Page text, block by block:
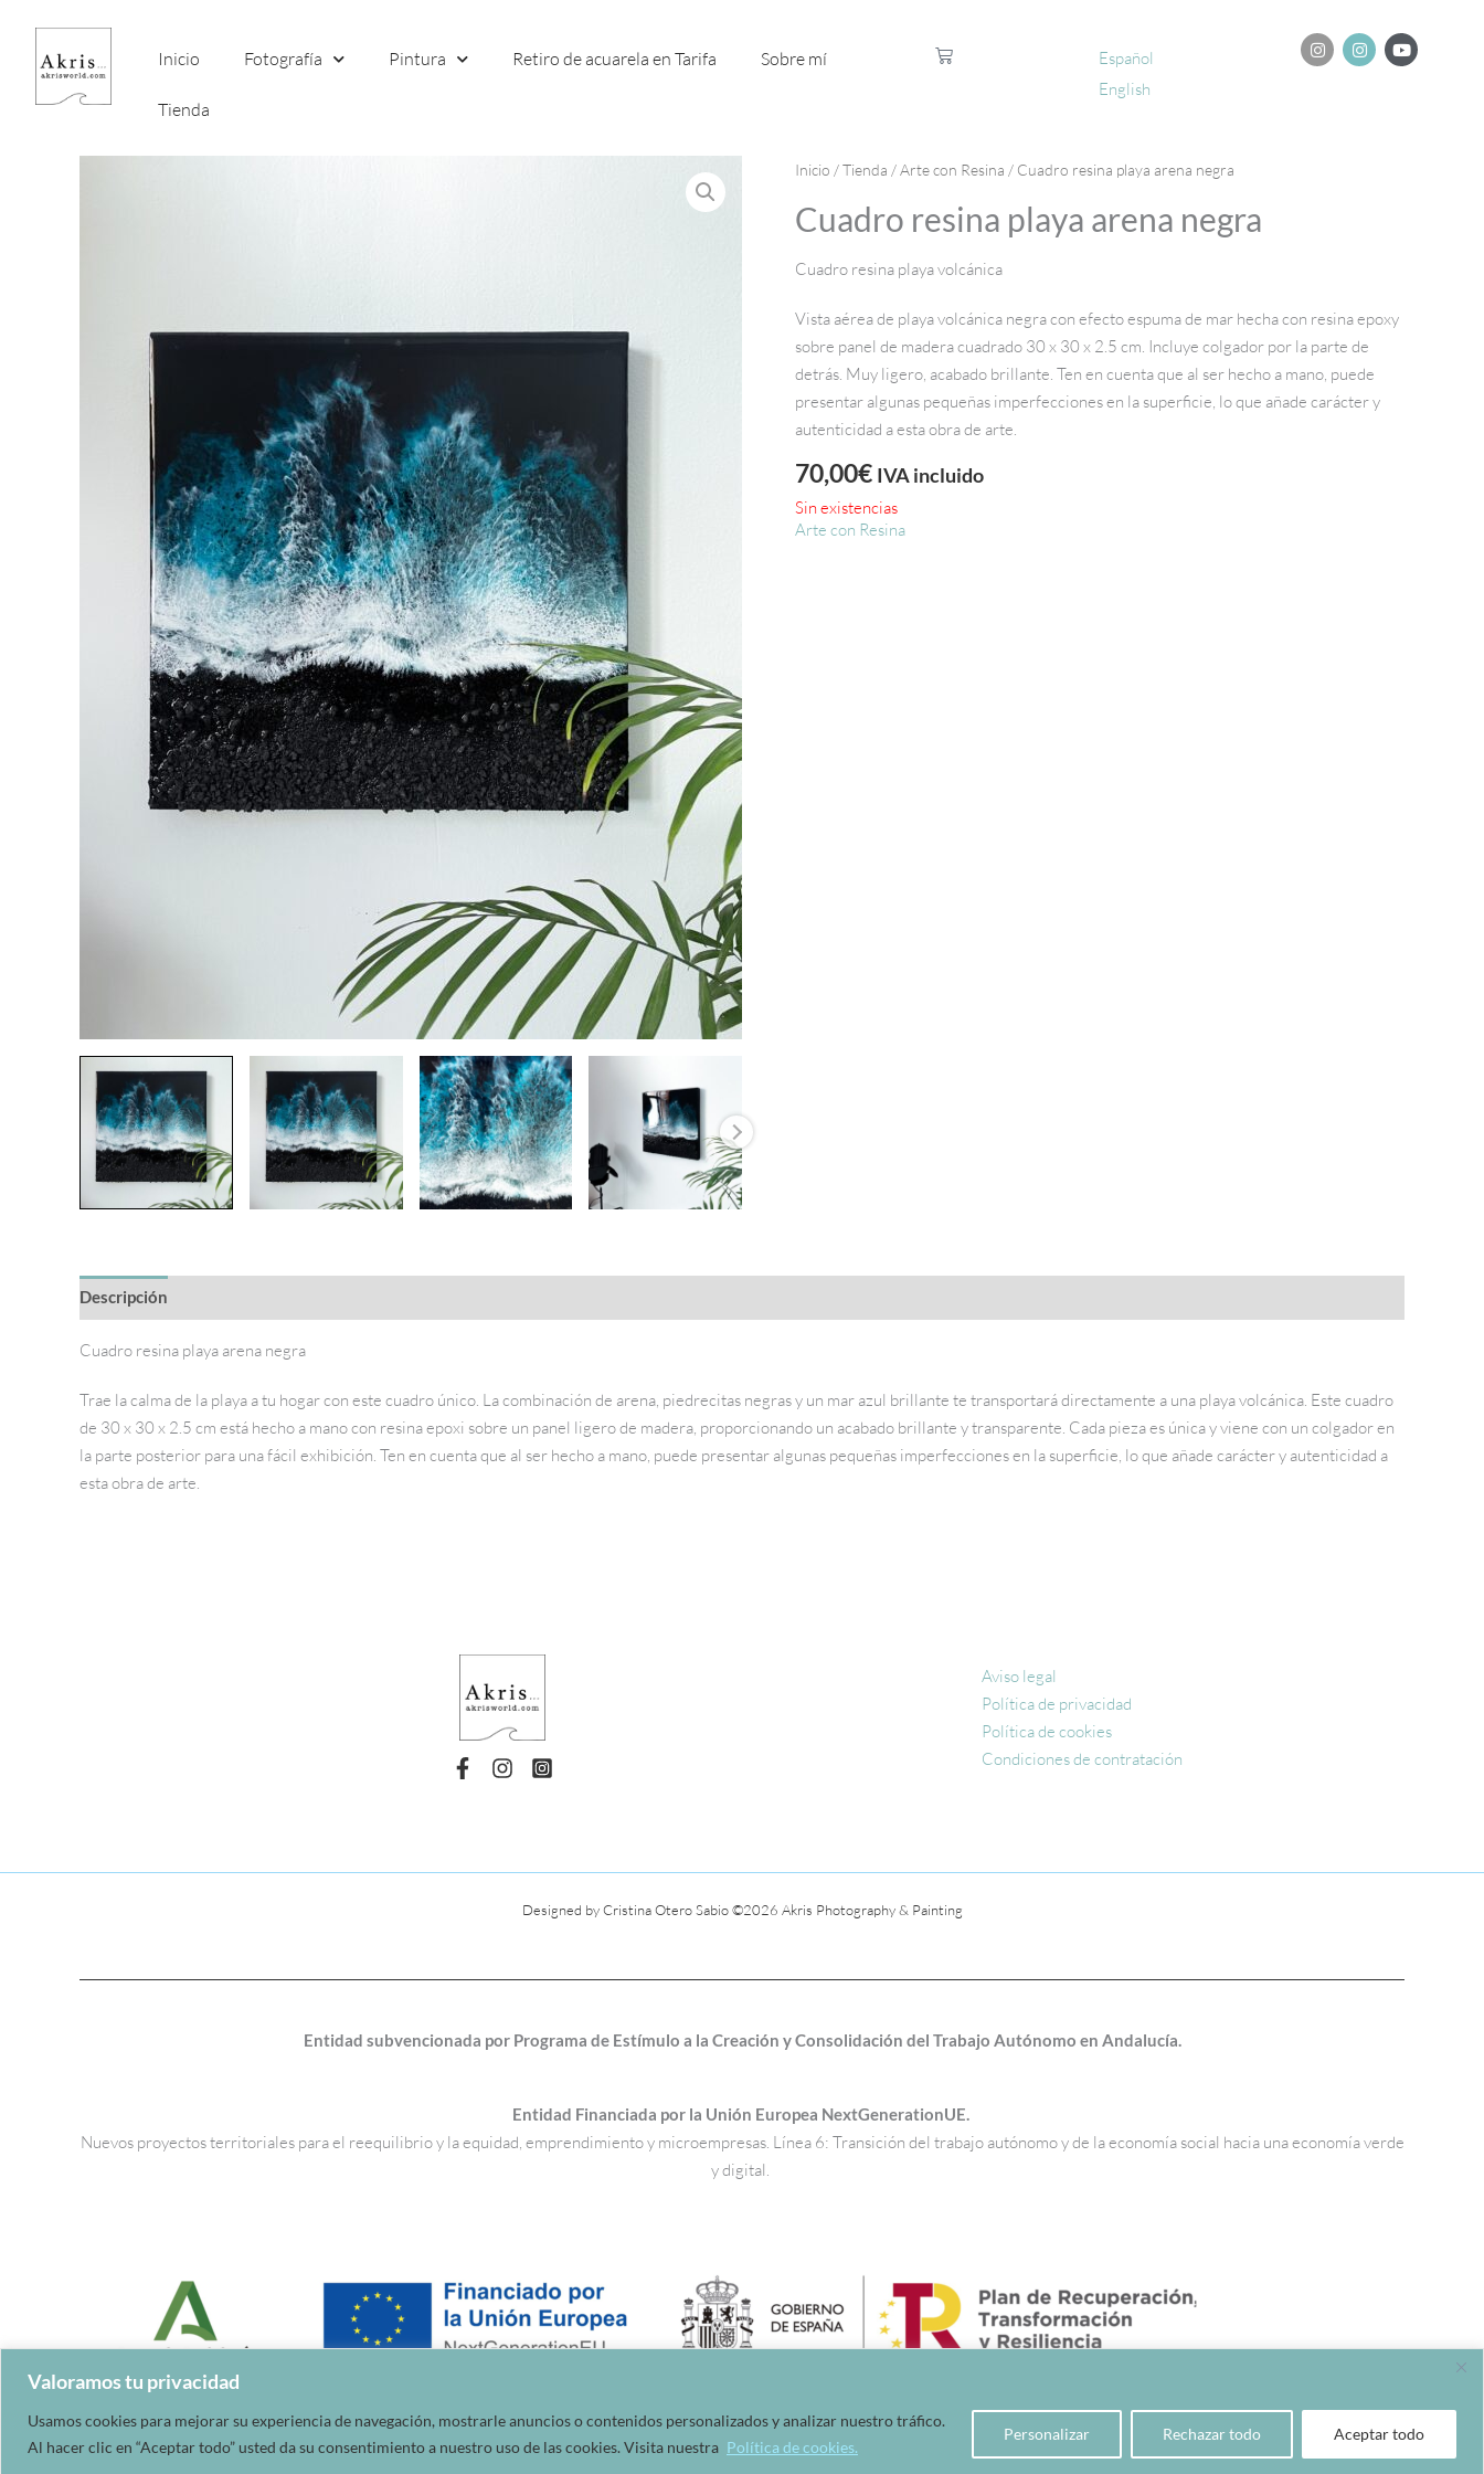
Valoramos tu privacidad
Usamos cookies para mejorar su experiencia de navegación, mostrarle anuncios o contenidos personalizados y analizar nuestro tráfico.
Al hacer clic en “Aceptar todo” usted da su consentimiento a nuestro uso de las cookies. Visita nuestra Política de cookies.
Personalizar Rechazar todo Aceptar todo
¡Envíos gratis a España en láminas, camisetas y bolsos!
contenido
Inicio Fotografía Pintura Retiro de acuarela en Tarifa Sobre mí
Tienda
Carrito
Español
English
I
n
s
I
n
s
Y
o
u
Inicio /Tienda /Arte con Resina / Cuadro resina playa arena negra
Cuadro resina playa arena negra
Cuadro resina playa volcánica
Vista aérea de playa volcánica negra con efecto espuma de mar hecha con resina epoxy
sobre panel de madera cuadrado 30 x 30 x 2.5 cm. Incluye colgador por la parte de
detrás. Muy ligero, acabado brillante. Ten en cuenta que al ser hecho a mano, puede
presentar algunas pequeñas imperfecciones en la superficie, lo que añade carácter y
autenticidad a esta obra de arte.
70,00€ IVA incluido
Sin existencias
Arte con Resina
Descripción
Cuadro resina playa arena negra
Trae la calma de la playa a tu hogar con este cuadro único. La combinación de arena, piedrecitas negras y un mar azul brillante te transportará directamente a una playa volcánica. Este cuadro
de 30 x 30 x 2.5 cm está hecho a mano con resina epoxi sobre un panel ligero de madera, proporcionando un acabado brillante y transparente. Cada pieza es única y viene con un colgador en
la parte posterior para una fácil exhibición. Ten en cuenta que al ser hecho a mano, puede presentar algunas pequeñas imperfecciones en la superficie, lo que añade carácter y autenticidad a
esta obra de arte.
Aviso legal
Política de privacidad
Política de cookies
Condiciones de contratación
Designed by Cristina Otero Sabio©2026 Akris Photography & Painting
Entidad subvencionada por Programa de Estímulo a la Creación y Consolidación del Trabajo Autónomo en Andalucía.
Entidad Financiada por la Unión Europea NextGenerationUE.
Nuevos proyectos territoriales para el reequilibrio y la equidad, emprendimiento y microempresas. Línea 6: Transición del trabajo autónomo y de la economía social hacia una economía verde
y digital.